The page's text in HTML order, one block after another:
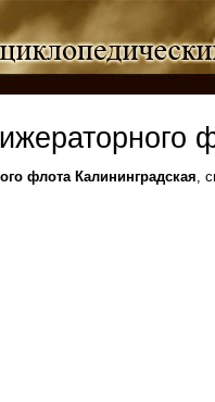
флота Калининградская,